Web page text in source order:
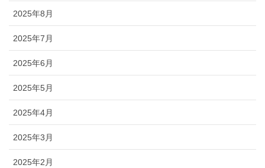
2025年8月
2025年7月
2025年6月
2025年5月
2025年4月
2025年3月
2025年2月